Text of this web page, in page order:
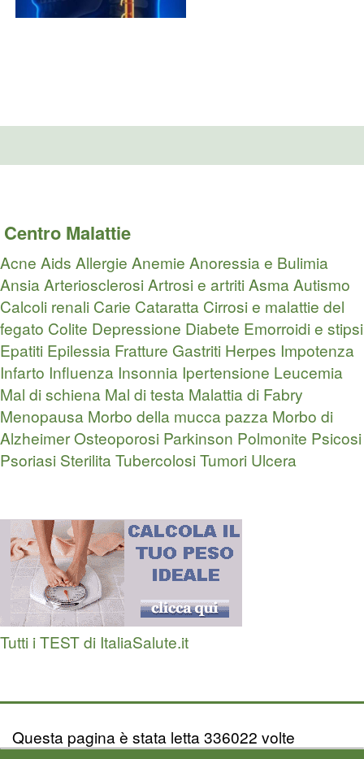
Centro Malattie
Acne Aids Allergie Anemie Anoressia e Bulimia
AnsiaArteriosclerosiArtrosi e artritiAsmaAutismo
Calcoli renali Carie Cataratta Cirrosi e malattie del
fegato Colite Depressione Diabete Emorroidi e stipsi
Epatiti Epilessia Fratture Gastriti Herpes Impotenza
Infarto Influenza Insonnia Ipertensione Leucemia
Mal di schiena Mal di testa Malattia di Fabry
Menopausa Morbo della mucca pazza Morbo di
AlzheimerOsteoporosi Parkinson Polmonite Psicosi
Psoriasi SterilitaTubercolosiTumori Ulcera
Tutti i TEST di ItaliaSalute.it
Questa pagina è stata letta 336022 volte